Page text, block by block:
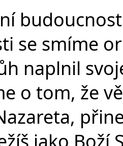
se smíme
naplnil
o tom, že
jako